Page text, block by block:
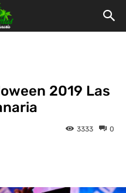
2019 Las
0
3333